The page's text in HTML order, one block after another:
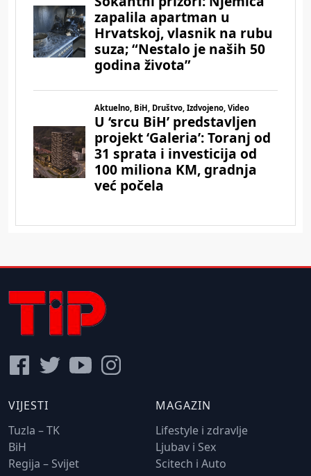
VIJESTI
Tuzla – TK
BiH
Regija – Svijet
MAGAZIN
Lifestyle i zdravlje
Ljubav i Sex
Scitech i Auto